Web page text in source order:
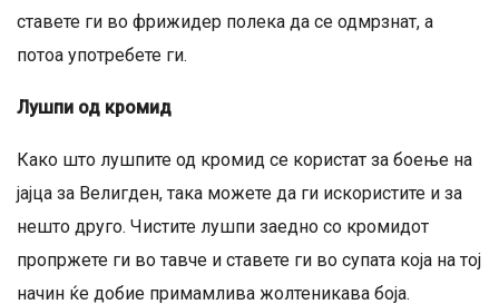
ставете ги во фрижидер полека да се одмрзнат, а
потоа употребете ги.
Лушпи од кромид
Какo што лушпите од кромид се користат за боење на
јајца за Велигден, така можете да ги искористите и за
нешто друго. Чистите лушпи заедно со кромидот
пропржете ги во тавче и ставете ги во супата која на тој
начин ќе добие примамлива жолтеникава боја.